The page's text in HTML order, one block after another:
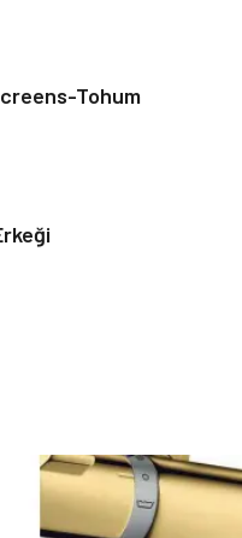
Kaçırmayın
Tohum